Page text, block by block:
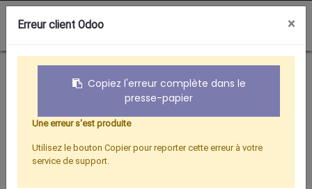
0
Boutique
ACCESSOIRES SAT
SUPPORT 2 LNBS UNIV. POUR PARABOLE METAL
Erreur client Odoo ×
Copiez l'erreur complète dans le
presse-papier
Une erreur s'est produite
Utilisez le bouton Copier pour reporter cette erreur à votre
service de support.